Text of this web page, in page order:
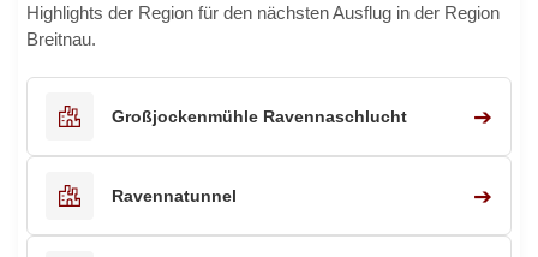
Highlights der Region für den nächsten Ausflug in der Region
Breitnau.
Großjockenmühle Ravennaschlucht ➔
Ravennatunnel ➔